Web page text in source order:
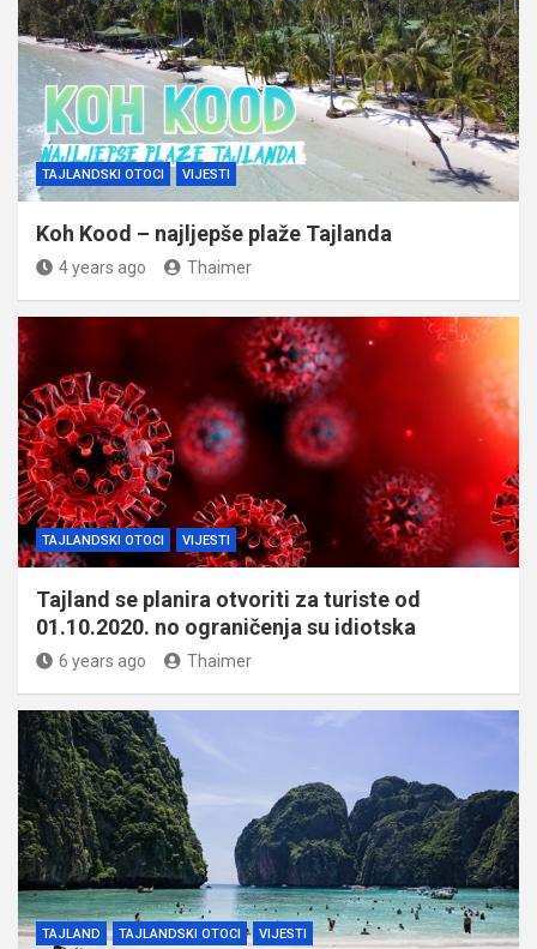
TAJLANDSKI OTOCI VIJESTI
Koh Kood – najljepše plaže Tajlanda
4 years ago Thaimer
TAJLANDSKI OTOCI VIJESTI
Tajland se planira otvoriti za turiste od
01.10.2020. no ograničenja su idiotska
6 years ago Thaimer
TAJLAND TAJLANDSKI OTOCI VIJESTI